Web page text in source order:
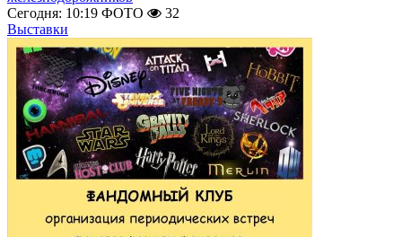
Сегодня: 10:19 ФОТО
32
Выставки